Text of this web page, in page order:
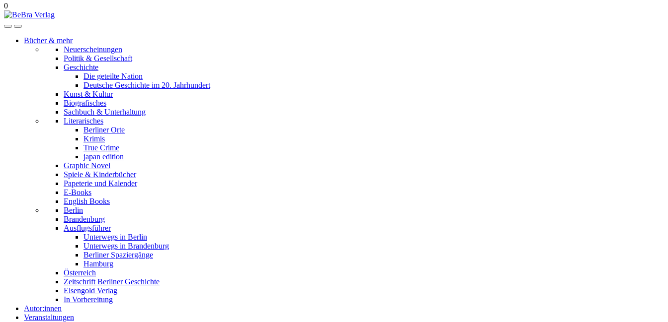
0
Bücher & mehr
Neuerscheinungen
Politik & Gesellschaft
Geschichte
Die geteilte Nation
Deutsche Geschichte im 20. Jahrhundert
Kunst & Kultur
Biografisches
Sachbuch & Unterhaltung
Literarisches
Berliner Orte
Krimis
True Crime
japan edition
Graphic Novel
Spiele & Kinderbücher
Papeterie und Kalender
E-Books
English Books
Berlin
Brandenburg
Ausflugsführer
Unterwegs in Berlin
Unterwegs in Brandenburg
Berliner Spaziergänge
Hamburg
Österreich
Zeitschrift Berliner Geschichte
Elsengold Verlag
In Vorbereitung
Autor:innen
Veranstaltungen